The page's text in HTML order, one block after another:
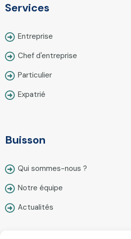
Services
Entreprise
Chef d'entreprise
Particulier
Expatrié
Buisson
Qui sommes-nous ?
Notre équipe
Actualités